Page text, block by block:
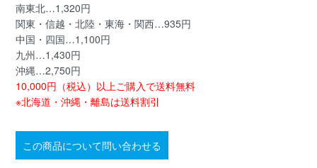
南東北…1,320円
関東・信越・北陸・東海・関西…935円
中国・四国…1,100円
九州…1,430円
沖縄…2,750円
10,000円（税込）以上ご購入で送料無料
※北海道・沖縄・離島は送料割引
この商品について問い合わせる